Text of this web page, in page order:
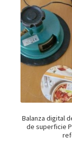
Balanza digital
de superficie